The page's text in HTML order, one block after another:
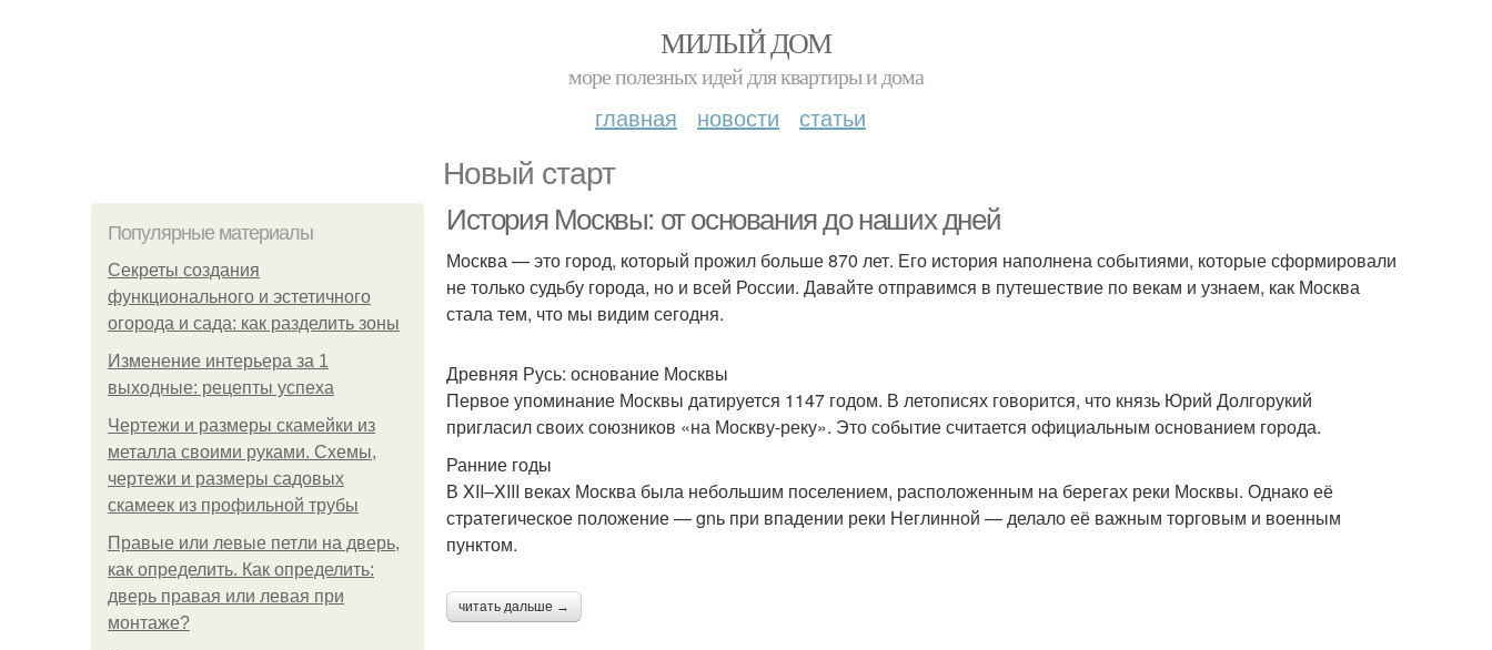
МИЛЫЙ ДОМ
море полезных идей для квартиры и дома
главная новости статьи
Новый старт
Популярные материалы
Секреты создания
функционального и эстетичного
огорода и сада: как разделить зоны
Изменение интерьера за 1
выходные: рецепты успеха
Чертежи и размеры скамейки из
металла своими руками. Схемы,
чертежи и размеры садовых
скамеек из профильной трубы
Правые или левые петли на дверь,
как определить. Как определить:
дверь правая или левая при
монтаже?
История Москвы: от основания до наших дней
Москва — это город, который прожил больше 870 лет. Его история наполнена событиями, которые сформировали
не только судьбу города, но и всей России. Давайте отправимся в путешествие по векам и узнаем, как Москва
стала тем, что мы видим сегодня.
Древняя Русь: основание Москвы
Первое упоминание Москвы датируется 1147 годом. В летописях говорится, что князь Юрий Долгорукий
пригласил своих союзников «на Москву-реку». Это событие считается официальным основанием города.
Ранние годы
В XII–XIII веках Москва была небольшим поселением, расположенным на берегах реки Москвы. Однако её
стратегическое положение — gnь при впадении реки Неглинной — делало её важным торговым и военным
пунктом.
читать дальше →